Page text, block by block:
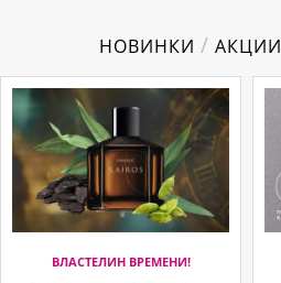
НОВИНКИ / АКЦИИ
ВЛАСТЕЛИН ВРЕМЕНИ!